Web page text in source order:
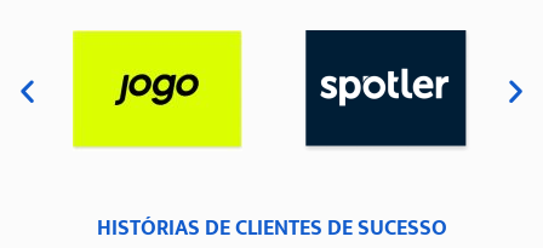
HISTÓRIAS DE CLIENTES DE SUCESSO